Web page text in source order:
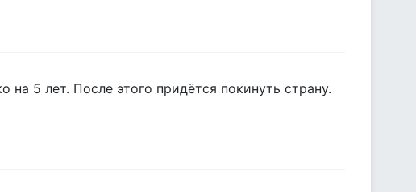
5 лет. После этого придётся покинуть страну.